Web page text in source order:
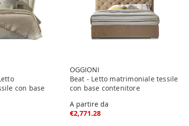
con base
OGGIONI
Beat - Letto matrimoniale tessile
con base contenitore
A partire da
€2,771.28